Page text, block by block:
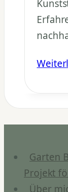
Garten
Projekt
Über